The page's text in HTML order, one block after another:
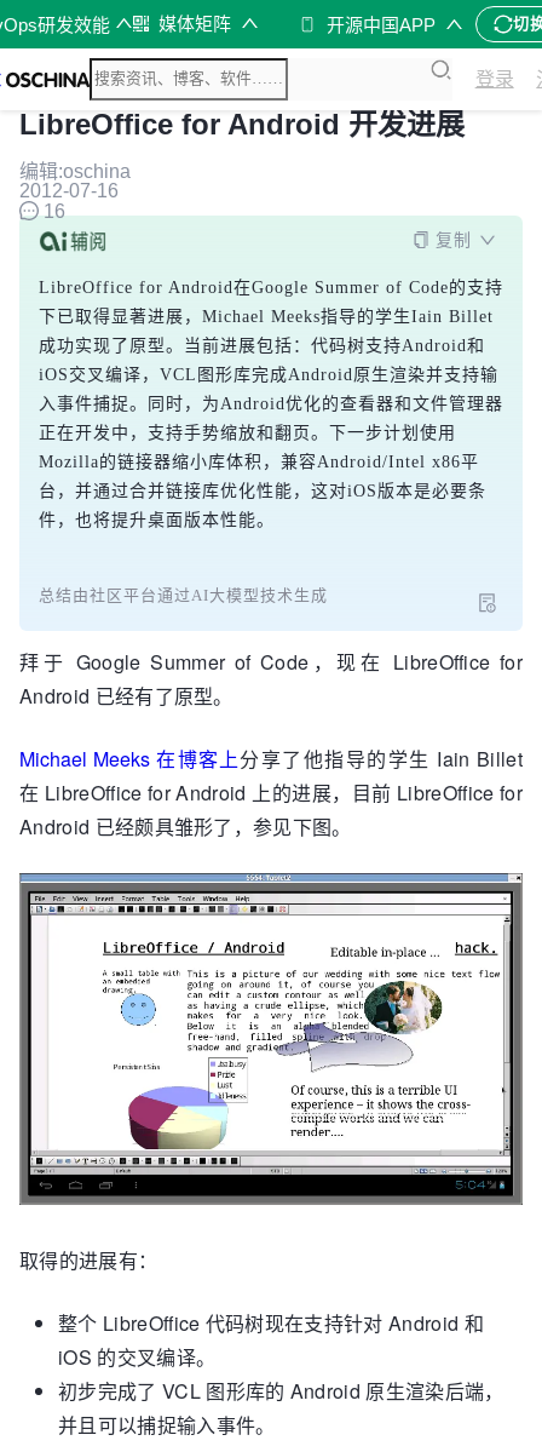
研发效能 媒体矩阵 开源中国APP 切
登录
LibreOffice for Android 开发进展
编辑:oschina
2012-07-16
16
复制
LibreOffice for Android在Google Summer of Code的支持
下已取得显著进展，Michael Meeks指导的学生Iain Billet
成功实现了原型。当前进展包括：代码树支持Android和
iOS交叉编译，VCL图形库完成Android原生渲染并支持输
入事件捕捉。同时，为Android优化的查看器和文件管理器
正在开发中，支持手势缩放和翻页。下一步计划使用
Mozilla的链接器缩小库体积，兼容Android/Intel x86平
台，并通过合并链接库优化性能，这对iOS版本是必要条
件，也将提升桌面版本性能。
总结由社区平台通过AI大模型技术生成
拜于 Google Summer of Code，现在 LibreOffice for
Android 已经有了原型。
Michael Meeks 在博客上分享了他指导的学生 Iain Billet
在 LibreOffice for Android 上的进展，目前 LibreOffice for
Android 已经颇具雏形了，参见下图。
取得的进展有：
整个 LibreOffice 代码树现在支持针对 Android 和
iOS 的交叉编译。
初步完成了 VCL 图形库的 Android 原生渲染后端，
并且可以捕捉输入事件。